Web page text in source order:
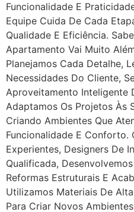
Funcionalidade E
Equipe Cuida De Cada
Qualidade E Eficiência.
Apartamento Vai Muito
Planejamos Cada Detalhe,
Necessidades Do Cliente,
Aproveitamento Inteligente
Adaptamos Os Projetos Às
Criando Ambientes Que
Funcionalidade E Conforto.
Experientes, Designers De
Qualificada,
Reformas Estruturais E
Utilizamos Materiais De
Para Criar Novos